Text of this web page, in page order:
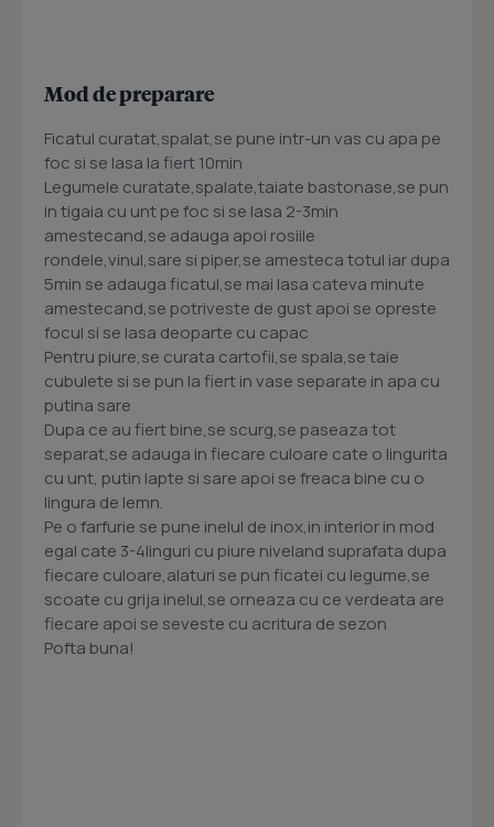
Mod de preparare
Ficatul curatat,spalat,se pune intr-un vas cu apa pe
foc si se lasa la fiert 10min
Legumele curatate,spalate,taiate bastonase,se pun
in tigaia cu unt pe foc si se lasa 2-3min
amestecand,se adauga apoi rosiile
rondele,vinul,sare si piper,se amesteca totul iar dupa
5min se adauga ficatul,se mai lasa cateva minute
amestecand,se potriveste de gust apoi se opreste
focul si se lasa deoparte cu capac
Pentru piure,se curata cartofii,se spala,se taie
cubulete si se pun la fiert in vase separate in apa cu
putina sare
Dupa ce au fiert bine,se scurg,se paseaza tot
separat,se adauga in fiecare culoare cate o lingurita
cu unt, putin lapte si sare apoi se freaca bine cu o
lingura de lemn.
Pe o farfurie se pune inelul de inox,in interior in mod
egal cate 3-4linguri cu piure niveland suprafata dupa
fiecare culoare,alaturi se pun ficatei cu legume,se
scoate cu grija inelul,se orneaza cu ce verdeata are
fiecare apoi se seveste cu acritura de sezon
Pofta buna!